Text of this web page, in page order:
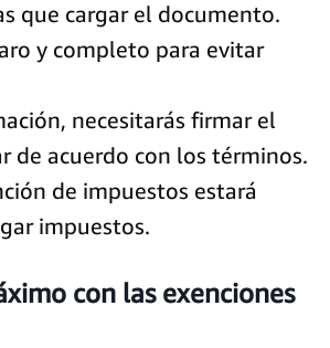
que cargar el documento.
y completo para evitar
necesitarás firmar el
de acuerdo con los términos.
de impuestos estará
impuestos.
con las exenciones